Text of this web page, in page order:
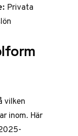
Privata
vilken
inom. Här